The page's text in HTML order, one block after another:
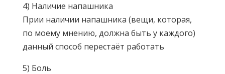
4) Наличие напашника
Прии наличии напашника (вещи, которая,
по моему мнению, должна быть у каждого)
данный способ перестаёт работать
5) Боль